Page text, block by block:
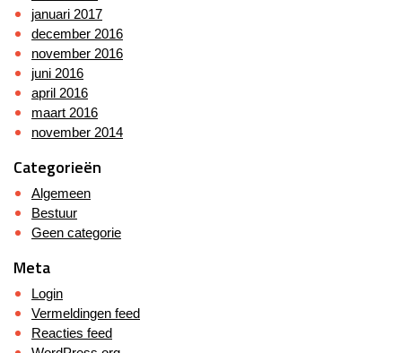
januari 2017
december 2016
november 2016
juni 2016
april 2016
maart 2016
november 2014
Categorieën
Algemeen
Bestuur
Geen categorie
Meta
Login
Vermeldingen feed
Reacties feed